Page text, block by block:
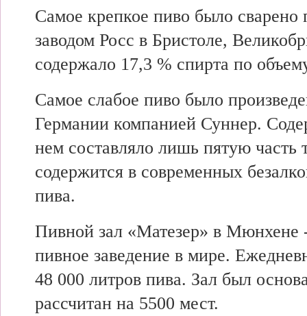
Самое крепкое пиво было сварено
заводом Росс в Бристоле,
содержало 17,3 % спирта по
Самое слабое пиво было
Германии компанией Суннер.
нем составляло лишь пятую часть
содержится в современных
пива.
Пивной зал «Матезер» в Мюнхене
пивное заведение в мире.
48 000 литров пива. Зал был
рассчитан на 5500 мест.